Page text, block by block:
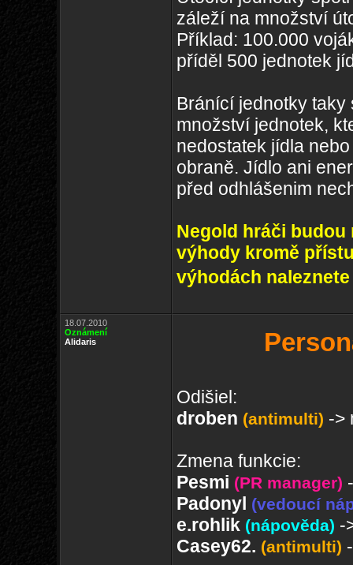
záleží na množství
Příklad: 100.000
příděl 500 jednotek
Bránící jednotky
množství jednotek,
nedostatek jídla
obraně. Jídlo ani
před odhlášenim
Negold hráči
výhody kromě
výhodách
18.07.2010
Oznámení
Alidaris
Odišiel:
droben (antimulti) ->
Zmena funkcie:
Pesmi (PR manager)
Padonyl (vedoucí
e.rohlik (nápověda) -
Casey62. (antimulti)